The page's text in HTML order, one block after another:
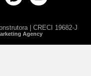
| CRECI 19682-J
Agency